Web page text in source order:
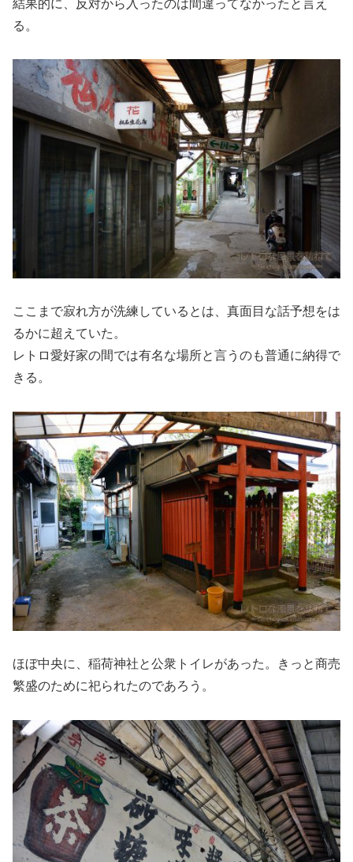
結果的に、反対から入ったのは間違ってなかったと言え
る。
ここまで寂れ方が洗練しているとは、真面目な話予想をは
るかに超えていた。
レトロ愛好家の間では有名な場所と言うのも普通に納得で
きる。
ほぼ中央に、稲荷神社と公衆トイレがあった。きっと商売
繁盛のために祀られたのであろう。